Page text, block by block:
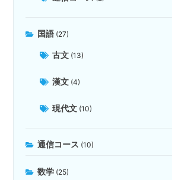
国語 (27)
古文 (13)
漢文 (4)
現代文 (10)
通信コース (10)
数学 (25)